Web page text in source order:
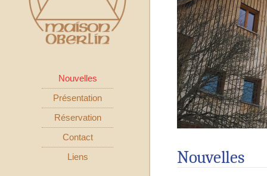
Nouvelles
Présentation
Réservation
Contact
Liens Nouvelles